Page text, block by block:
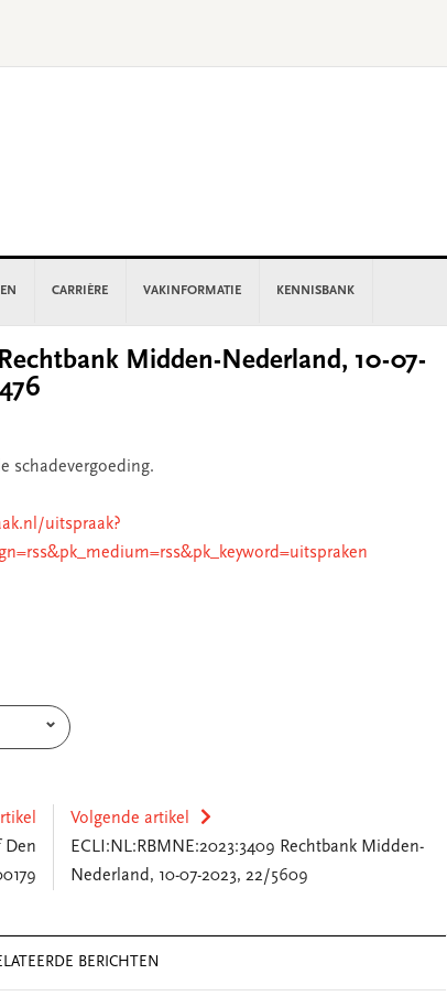
CARRIÈRE VAKINFORMATIE KENNISBANK
Midden-Nederland, 10-07-
schadevergoeding.
uitspraak?
Den
Volgende artikel
ECLI:NL:RBMNE:2023:3409 Rechtbank Midden-
Nederland, 10-07-2023, 22/5609
BERICHTEN